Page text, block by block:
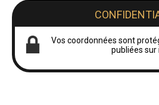
Vos coordonnées sont
publiées sur